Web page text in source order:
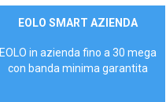
Contattaci
EOLO SMART AZIENDA
EOLO in azienda fino a 30 mega
con banda minima garantita